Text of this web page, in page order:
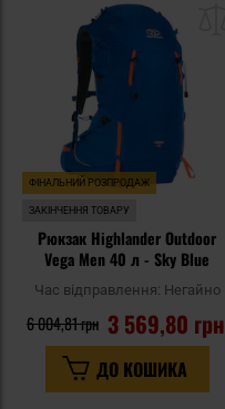
ФІНАЛЬНИЙ РОЗПРОДАЖ
ЗАКІНЧЕННЯ ТОВАРУ
Рюкзак Highlander Outdoor
Vega Men 40 л - Sky Blue
Час відправлення: Негайно
3 569,80 грн
6 004,81 грн
ДО КОШИКА